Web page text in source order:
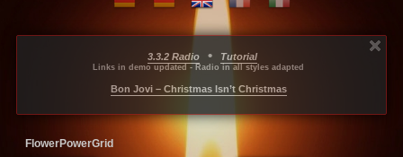
3.3.2 Radio • Tutorial
Links in demo updated - Radio in all styles adapted
Bon Jovi – Christmas Isn’t Christmas
FlowerPowerGrid